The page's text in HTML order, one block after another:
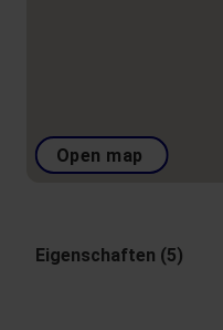
Open map
Eigenschaften (5)